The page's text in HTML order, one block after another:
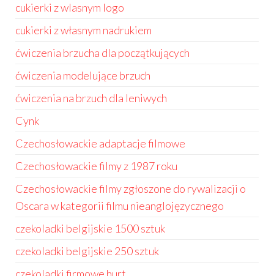
cukierki z wlasnym logo
cukierki z własnym nadrukiem
ćwiczenia brzucha dla początkujących
ćwiczenia modelujące brzuch
ćwiczenia na brzuch dla leniwych
Cynk
Czechosłowackie adaptacje filmowe
Czechosłowackie filmy z 1987 roku
Czechosłowackie filmy zgłoszone do rywalizacji o
Oscara w kategorii filmu nieanglojęzycznego
czekoladki belgijskie 1500 sztuk
czekoladki belgijskie 250 sztuk